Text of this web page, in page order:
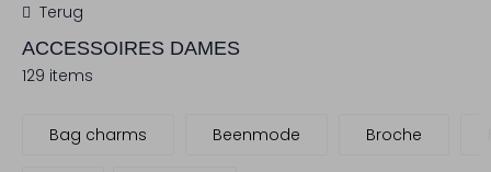
Terug
ACCESSOIRES DAMES
129 items
Bag charms Beenmode Broche